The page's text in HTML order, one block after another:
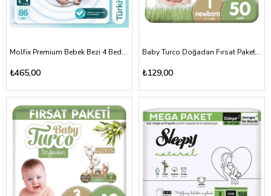
Molfix Premium Bebek Bezi 4 Beden 86 Adet Ultra Fırsat Paket
₺465,00
Baby Turco Doğadan Fırsat Paketi Bebek Bezi 1 Numara Newborn 50 Adet
₺129,00